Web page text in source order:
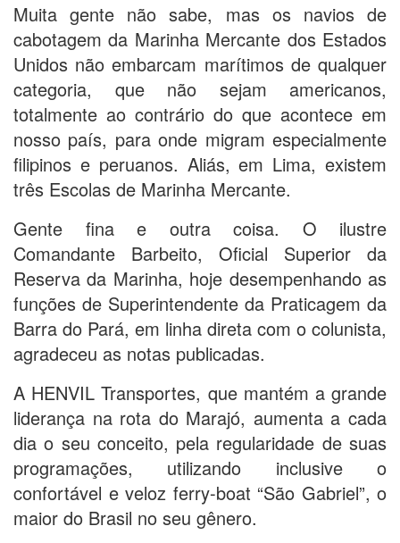
Muita gente não sabe, mas os navios de
cabotagem da Marinha Mercante dos Estados
Unidos não embarcam marítimos de qualquer
categoria, que não sejam americanos,
totalmente ao contrário do que acontece em
nosso país, para onde migram especialmente
filipinos e peruanos. Aliás, em Lima, existem
três Escolas de Marinha Mercante.
Gente fina e outra coisa. O ilustre
Comandante Barbeito, Oficial Superior da
Reserva da Marinha, hoje desempenhando as
funções de Superintendente da Praticagem da
Barra do Pará, em linha direta com o colunista,
agradeceu as notas publicadas.
A HENVIL Transportes, que mantém a grande
liderança na rota do Marajó, aumenta a cada
dia o seu conceito, pela regularidade de suas
programações, utilizando inclusive o
confortável e veloz ferry-boat “São Gabriel”, o
maior do Brasil no seu gênero.